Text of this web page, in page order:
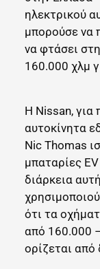
ηλεκτρικού
μπορούσε να
να φτάσει
160.000 χλμ
Η Nissan, για
αυτοκίνητα
Nic Thomas
μπαταρίες
διάρκεια
ότι τα
από 160.000
ορίζεται από